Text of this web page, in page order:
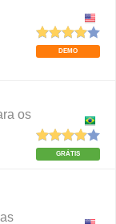
DEMO
os
GRÁTIS